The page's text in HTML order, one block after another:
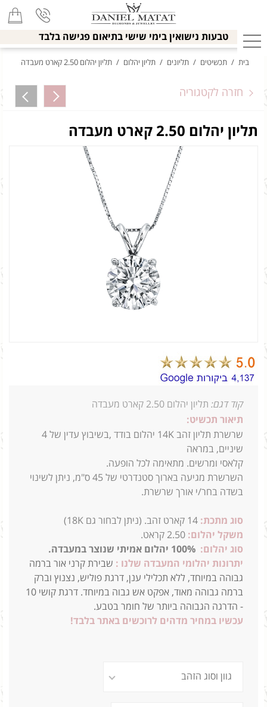
טבעות נישואין בימי שישי בתיאום פגישה בלבד
בית / תכשיטים / תליונים / תליון יהלום / תליון יהלום 2.50 קארט מעבדה
חזרה לקטגוריה
תליון יהלום 2.50 קארט מעבדה
קוד דגם: תליון יהלום 2.50 קארט מעבדה
תיאור תכשיט:
שרשרת תליון זהב 14K יהלום בודד ,בשיבוץ עדין של 4
שיניים, במראה
קלאסי ומרשים. מתאימה לכל הופעה.
השרשרת מגיעה בארוך סטנדרטי של 45 ס"מ, ניתן לשינוי
בשדה בחר/י אורך שרשרת.
סוג מתכת: 14 קארט זהב. (ניתן לבחור גם 18K)
משקל יהלום: 2.50 קראט.
סוג יהלום:
יתרונות יהלומי המעבדה שלנו : שבירת קרני אור ברמה
גבוהה במיוחד, ללא תכלילי ענן, דרגת פוליש, נצנוץ וברק
ברמה גבוהה מאוד, אפקט אש גבוה במיוחד. דרגת קושי 10
- הדרגה הגבוהה ביותר של חומר בטבע.
עכשיו במחיר מדהים לרוכשים באתר בלבד!